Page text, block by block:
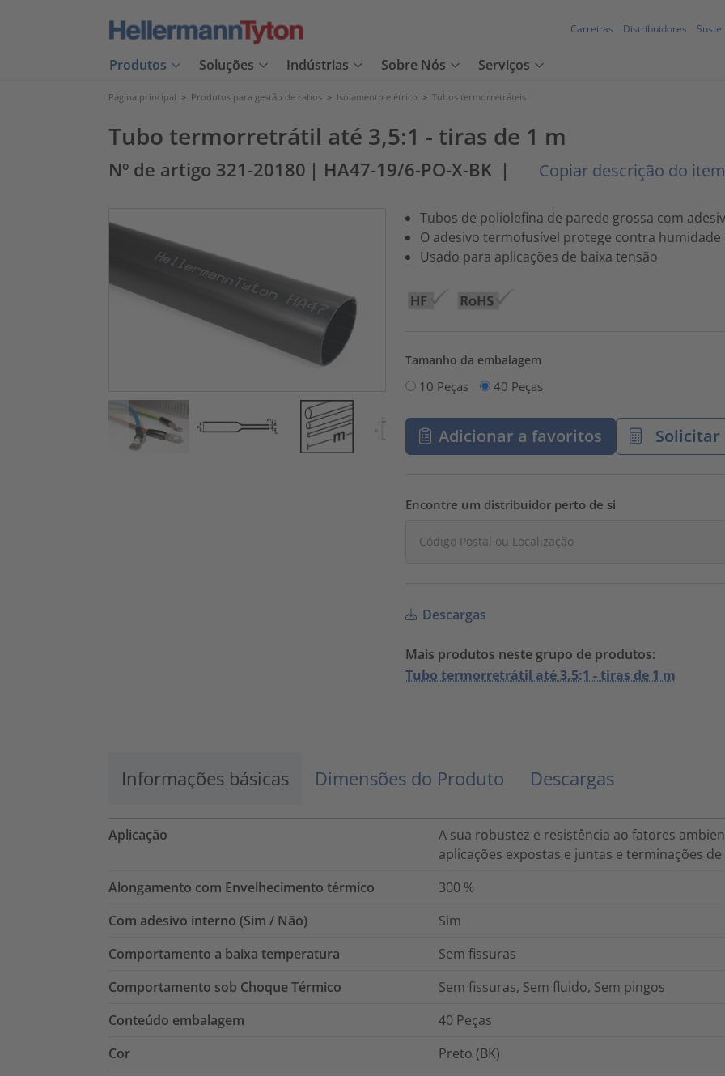
Carreiras Distribuidores
Produtos Soluções Indústrias Sobre Nós Serviços
Página principal > Produtos para gestão de cabos > Isolamento elétrico > Tubos termorretráteis
Tubo termorretrátil até 3,5:1 - tiras de 1 m
Nº de artigo 321-20180 | HA47-19/6-PO-X-BK | Copiar descrição do item
Tubos de poliolefina de parede grossa com
O adesivo termofusível protege contra
Usado para aplicações de baixa tensão
Tamanho da embalagem
10 Peças 40 Peças
Adicionar a favoritos
Encontre um distribuidor perto de si
Descargas
Mais produtos neste grupo de produtos:
Tubo termorretrátil até 3,5:1 - tiras de 1 m
Informações básicas Dimensões do Produto Descargas
Aplicação
A sua robustez e resistência ao fatores
aplicações expostas e juntas e terminações
Alongamento com Envelhecimento térmico
300 %
Com adesivo interno (Sim / Não)
Sim
Comportamento a baixa temperatura
Sem fissuras
Comportamento sob Choque Térmico
Sem fissuras, Sem fluido, Sem pingos
Conteúdo embalagem
40 Peças
Cor
Preto (BK)